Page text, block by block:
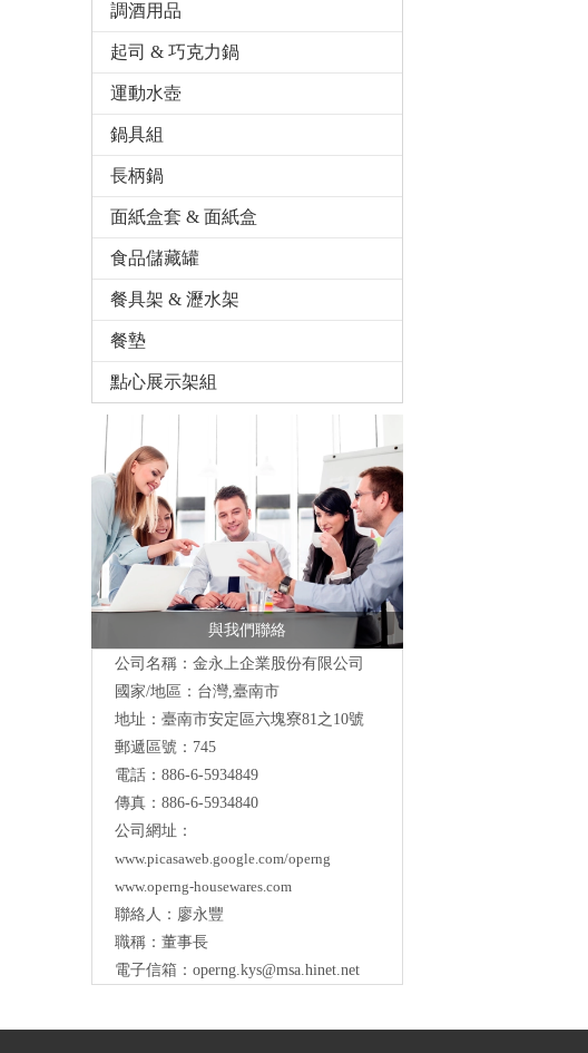
調酒用品
起司 & 巧克力鍋
運動水壺
鍋具組
長柄鍋
面紙盒套 & 面紙盒
食品儲藏罐
餐具架 & 瀝水架
餐墊
點心展示架組
與我們聯絡
公司名稱：金永上企業股份有限公司
國家/地區：台灣,臺南市
地址：臺南市安定區六塊寮81之10號
郵遞區號：745
電話：886-6-5934849
傳真：886-6-5934840
公司網址：
www.picasaweb.google.com/operng
www.operng-housewares.com
聯絡人：廖永豐
職稱：董事長
電子信箱： operng.kys@msa.hinet.net